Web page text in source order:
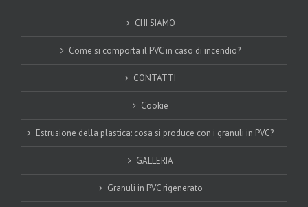
CHI SIAMO
Come si comporta il PVC in caso di incendio?
CONTATTI
Cookie
Estrusione della plastica: cosa si produce con i granuli in PVC?
GALLERIA
Granuli in PVC rigenerato